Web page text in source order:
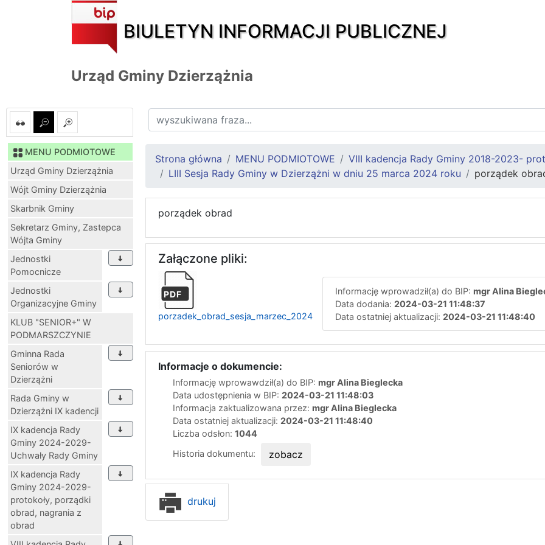
BIULETYN INFORMACJI PUBLICZNEJ
Urząd Gminy Dzierzążnia
MENU PODMIOTOWE
Urząd Gminy Dzierzążnia
Wójt Gminy Dzierzążnia
Skarbnik Gminy
Sekretarz Gminy, Zastepca
Wójta Gminy
Jednostki
Pomocnicze
Jednostki
Organizacyjne Gminy
KLUB "SENIOR+" W
PODMARSZCZYNIE
Gminna Rada
Seniorów w
Dzierzążni
Rada Gminy w
Dzierzążni IX kadencji
IX kadencja Rady
Gminy 2024-2029-
Uchwały Rady Gminy
IX kadencja Rady
Gminy 2024-2029-
protokoły, porządki
obrad, nagrania z
obrad
Strona główna MENU PODMIOTOWE
VIII kadencja Rady Gminy 2018-2023-
LIII Sesja Rady Gminy w Dzierzążni w dniu 25 marca 2024 roku
porządek
porządek obrad
Załączone pliki:
PDF
porzadek_obrad_sesja_marzec_2024
Informację wprowadził(a) do BIP: mgr Alina
Data dodania: 2024-03-21 11:48:37
Data ostatniej aktualizacji: 2024-03-21 11:48:40
Informacje o dokumencie:
Informację wprowawdził(a) do BIP: mgr Alina Bieglecka
Data udostępnienia w BIP: 2024-03-21 11:48:03
Informacja zaktualizowana przez: mgr Alina Bieglecka
Data ostatniej aktualizacji: 2024-03-21 11:48:40
Liczba odsłon: 1044
Historia dokumentu:
zobacz
drukuj